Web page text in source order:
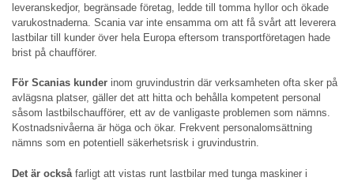
leveranskedjor, begränsade företag, ledde till tomma hyllor och ökade
varukostnaderna. Scania var inte ensamma om att få svårt att leverera
lastbilar till kunder över hela Europa eftersom transportföretagen hade
brist på chaufförer.
För Scanias kunder inom gruvindustrin där verksamheten ofta sker på
avlägsna platser, gäller det att hitta och behålla kompetent personal
såsom lastbilschaufförer, ett av de vanligaste problemen som nämns.
Kostnadsnivåerna är höga och ökar. Frekvent personalomsättning
nämns som en potentiell säkerhetsrisk i gruvindustrin.
Det är också farligt att vistas runt lastbilar med tunga maskiner i